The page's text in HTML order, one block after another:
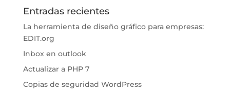
Entradas recientes
La herramienta de diseño gráfico para empresas:
EDIT.org
Inbox en outlook
Actualizar a PHP 7
Copias de seguridad WordPress